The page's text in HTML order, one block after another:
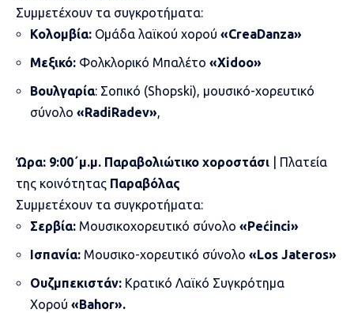
Συμμετέχουν τα συγκροτήματα:
Κολομβία: Ομάδα λαϊκού χορού «CreaDanza»
Μεξικό: Φολκλορικό Μπαλέτο «Xidoo»
Βουλγαρία: Σοπικό (Shopski), μουσικό-χορευτικό
σύνολο «RadiRadev»,
Ώρα: 9:00΄μ.μ. Παραβολιώτικο χοροστάσι | Πλατεία
της κοινότητας Παραβόλας
Συμμετέχουν τα συγκροτήματα:
Σερβία: Μουσικοχορευτικό σύνολο «Pećinci»
Ισπανία: Μουσικο-χορευτικό σύνολο «Los Jateros»
Ουζμπεκιστάν: Κρατικό Λαϊκό Συγκρότημα
Χορού «Bahor».